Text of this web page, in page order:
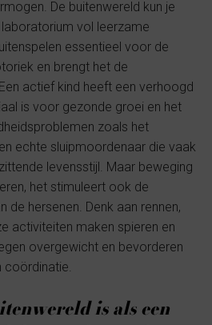
De buitenwereld kun je
vol leerzame
essentieel voor de
en brengt het de
actief kind heeft een verhoogd
is voor gezonde groei en het
zoals het
echte sluipmoordenaar die vaak
levensstijl. Maar beweging
het stimuleert ook de
de hersenen. Denk aan rennen,
activiteiten maken spieren en
overgewicht en bevorderen
coördinatie.
is als een